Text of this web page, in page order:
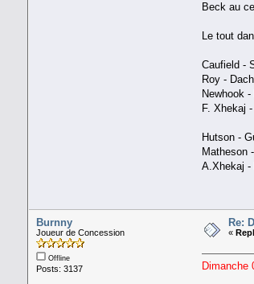
Beck au
Le tout
Caufield -
Roy -
Newhook
F. Xhekaj
Hutson -
Matheson
A.Xhekaj -
Burnny
Joueur de Concession
Offline
Posts: 3137
Re:
«
Dimanche